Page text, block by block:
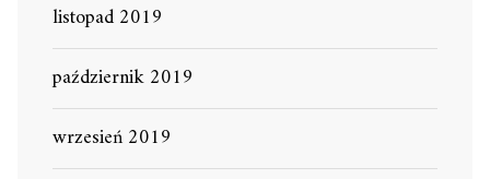
listopad 2019
październik 2019
wrzesień 2019